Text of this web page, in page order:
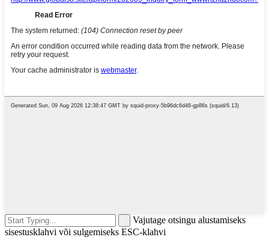
Vajutage otsingu alustamiseks
sisestusklahvi või sulgemiseks ESC-klahvi